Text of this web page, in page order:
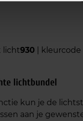
licht930 | kleurcode
lichtbundel
kun je de
aan je